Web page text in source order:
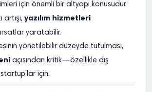
için önemli bir altyapı konusudur.
yazılım hizmetleri
yaratabilir.
yönetilebilir düzeyde tutulması,
açısından kritik—özellikle dış
için.